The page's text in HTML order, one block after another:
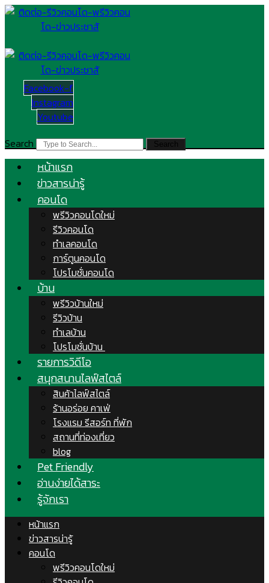
Skip
Facebook-f
Instagram
Youtube
Search
Search
หน้าแรก
ข่าวสารน่ารู้
คอนโด
พรีวิวคอนโดใหม่
รีวิวคอนโด
ทำเลคอนโด
การ์ตูนคอนโด
โปรโมชั่นคอนโด
บ้าน
พรีวิวบ้านใหม่
รีวิวบ้าน
ทำเลบ้าน
โปรโมชั่นบ้าน
รายการวิดีโอ
สนุกสนานไลฟ์สไตล์
สินค้าไลฟ์สไตล์
ร้านอร่อย คาเฟ่
โรงแรม รีสอร์ท ที่พัก
สถานที่ท่องเที่ยว
blog
Pet Friendly
อ่านง่ายได้สาระ
รู้จักเรา
หน้าแรก
ข่าวสารน่ารู้
คอนโด
พรีวิวคอนโดใหม่